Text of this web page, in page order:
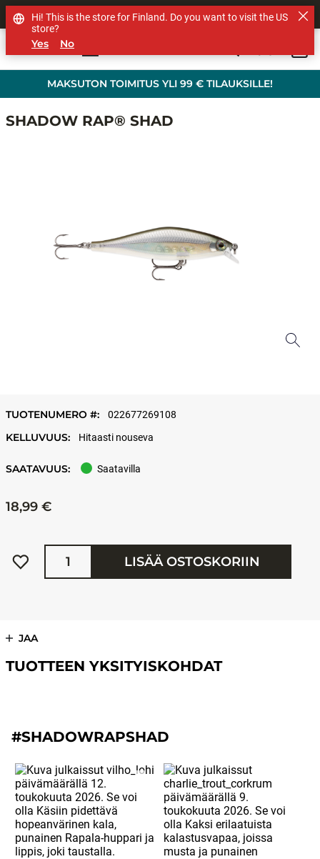
MAKSUTON TOIMITUS YLI 99 € TILAUKSILLE!
MUUT TUOTEMERKIT
SHADOW RAP® SHAD
TUOTENUMERO #: 022677269108
KELLUVUUS: Hitaasti nouseva
SAATAVUUS: Saatavilla
18,99 €
Määrä
LISÄÄ OSTOSKORIIN
JAA
TUOTTEEN YKSITYISKOHDAT
#SHADOWRAPSHAD
Hi! This is the store for Finland. Do you want to visit the US
store?
Yes No